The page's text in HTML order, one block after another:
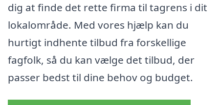
dig at finde det rette firma til tagrens i dit
lokalområde. Med vores hjælp kan du
hurtigt indhente tilbud fra forskellige
fagfolk, så du kan vælge det tilbud, der
passer bedst til dine behov og budget.